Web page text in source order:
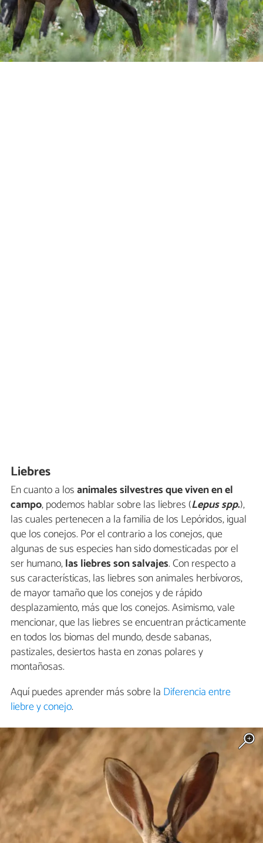
Liebres
En cuanto a losanimales silvestres que viven en el
campo, podemos hablar sobre las liebres (Lepus spp.),
las cuales pertenecen a la familia de los Lepóridos, igual
que los conejos. Por el contrario a los conejos, que
algunas de sus especies han sido domesticadas por el
ser humano,las liebres son salvajes. Con respecto a
sus características, las liebres son animales herbívoros,
de mayor tamaño que los conejos y de rápido
desplazamiento, más que los conejos. Asimismo, vale
mencionar, que las liebres se encuentran prácticamente
en todos los biomas del mundo, desde sabanas,
pastizales, desiertos hasta en zonas polares y
montañosas.
Aquí puedes aprender más sobre la Diferencia entre
liebre y conejo.